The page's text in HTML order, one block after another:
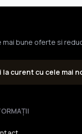
bune oferte si
la curent cu cele mai